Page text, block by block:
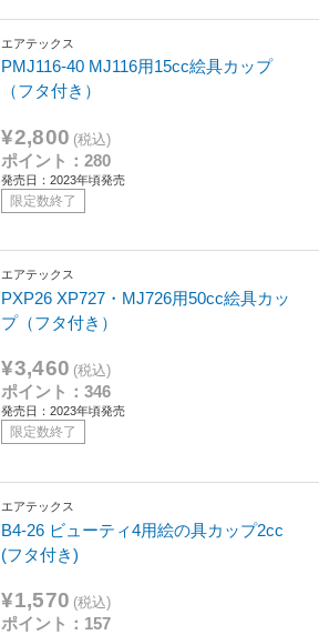
エアテックス
PMJ116-40 MJ116用15cc絵具カップ
（フタ付き）
¥2,800 (税込)
ポイント：280
発売日：2023年頃発売
限定数終了
エアテックス
PXP26 XP727・MJ726用50cc絵具カッ
プ（フタ付き）
¥3,460 (税込)
ポイント：346
発売日：2023年頃発売
限定数終了
エアテックス
B4-26 ビューティ4用絵の具カップ2cc
(フタ付き)
¥1,570 (税込)
ポイント：157